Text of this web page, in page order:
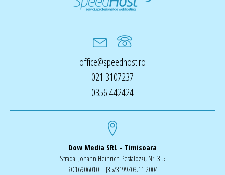
office@speedhost.ro
021 3107237
0356 442424
Dow Media SRL - Timisoara
Strada. Johann Heinrich Pestalozzi, Nr. 3-5
RO16906010 – J35/3199/03.11.2004